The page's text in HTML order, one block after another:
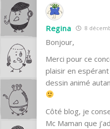
Regina 8
Bonjour,
Merci pour ce
plaisir en
dessin animé
Côté blog, je
Mc Maman que